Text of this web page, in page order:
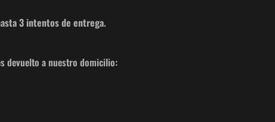
3 intentos de entrega.
devuelto a nuestro domicilio: